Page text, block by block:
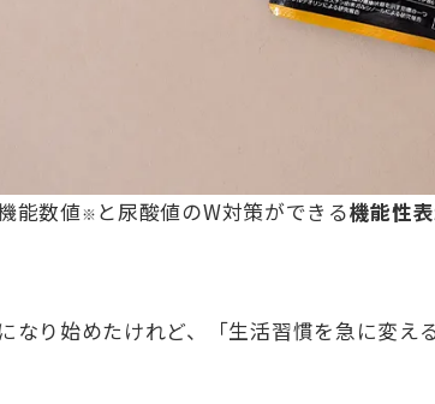
能数値※ と尿酸値のW対策ができる機能性
なり始めたけれど、「生活習慣を急に変